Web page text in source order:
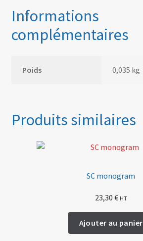
Informations
complémentaires
Poids 0,035 kg
Produits similaires
SC monogram
23,30 € HT
Ajouter au panier